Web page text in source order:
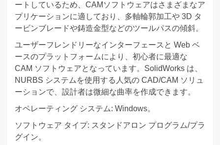
ートしているため、CAMソフトウェアはさまざまなア
プリケーションに適しており、多軸輪郭加工や 3D タ
ービンブレードや鋳造金型などのツールパスの傾斜。
ユーザーフレンドリーなインターフェースと Web ベ
ースのプラットフォームにより、初心者に最適な
CAM ソフトウェアとなっています。SolidWorks は、
NURBS システムを使用する人気の CAD/CAM ソリュ
ーションで、設計者は微細な曲率を作成できます。
オペレーティング システム: Windows。
ソフトウェア タイプ: スタンドアロン プログラム/プラ
グイン。